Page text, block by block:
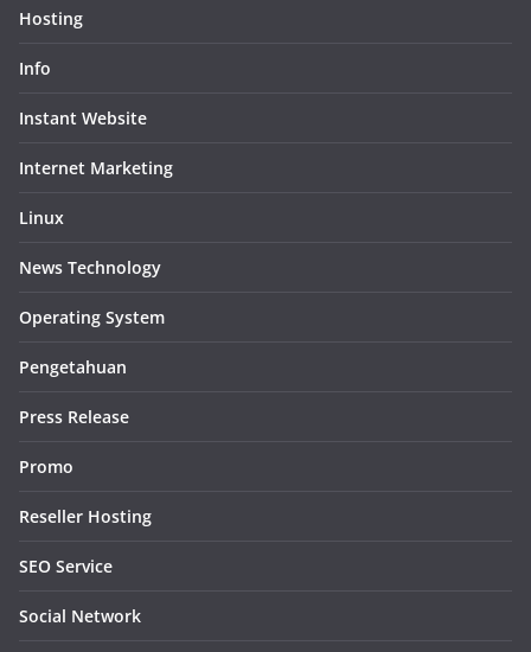
Hosting
Info
Instant Website
Internet Marketing
Linux
News Technology
Operating System
Pengetahuan
Press Release
Promo
Reseller Hosting
SEO Service
Social Network